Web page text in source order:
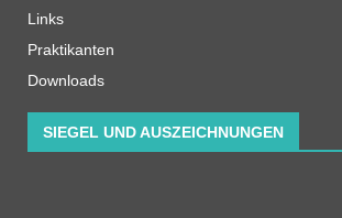
Links
Praktikanten
Downloads
SIEGEL UND AUSZEICHNUNGEN